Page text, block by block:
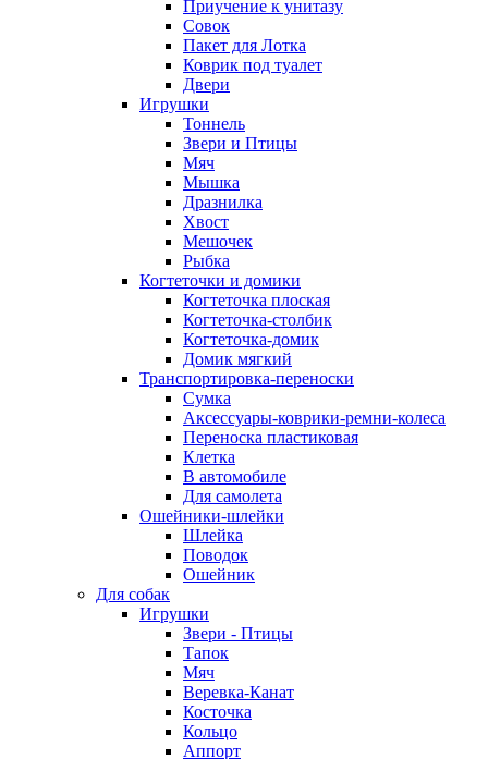
Приучение к унитазу
Совок
Пакет для Лотка
Коврик под туалет
Двери
Игрушки
Тоннель
Звери и Птицы
Мяч
Мышка
Дразнилка
Хвост
Мешочек
Рыбка
Когтеточки и домики
Когтеточка плоская
Когтеточка-столбик
Когтеточка-домик
Домик мягкий
Транспортировка-переноски
Сумка
Аксессуары-коврики-ремни-колеса
Переноска пластиковая
Клетка
В автомобиле
Для самолета
Ошейники-шлейки
Шлейка
Поводок
Ошейник
Для собак
Игрушки
Звери - Птицы
Тапок
Мяч
Веревка-Канат
Косточка
Кольцо
Аппорт